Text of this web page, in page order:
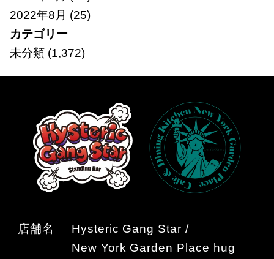
2022年8月 (25)
カテゴリー
未分類(1,372)
店舗名
Hysteric Gang Star /
New York Garden Place hug